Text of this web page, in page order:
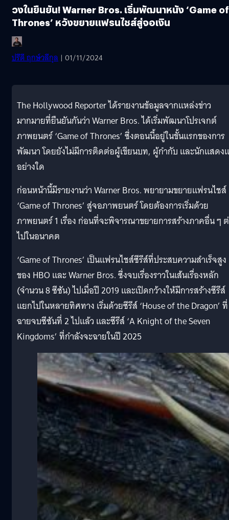
วงในยืนยัน! Warner Bros. เริ่มพัฒนาหนัง ‘Game of
Thrones’ หวังขยายแฟรนไชส์สู่จอเงิน
ปรีดี ฤกษ์วลีกุล | 01/11/2024
The Hollywood Reporter ได้รายงานข้อมูลจากแหล่งข่าว
มากมายที่ยืนยันกันว่า Warner Bros. ได้เริ่มพัฒนาโปรเจกต์
ภาพยนตร์ ‘Game of Thrones’ ซึ่งตอนนี้อยู่ในขั้นแรกของการ
พัฒนา โดยยังไม่มีการติดต่อผู้เขียนบท, ผู้กำกับ และนักแสดง
อย่างใด
ก่อนหน้านี้มีรายงานว่า Warner Bros. พยายามขยายแฟรนไชส์
‘Game of Thrones’ สู่จอภาพยนตร์ โดยต้องการเริ่มด้วย
ภาพยนตร์ 1 เรื่อง ก่อนที่จะพิจารณาขยายการสร้างภาคอื่น ๆ
ไปในอนาคต
‘Game of Thrones’ เป็นแฟรนไชส์ซีรีส์ที่ประสบความสำเร็จสูง
ของ HBO และ Warner Bros. ซึ่งจบเรื่องราวในเส้นเรื่องหลัก
(จำนวน 8 ซีซัน) ไปเมื่อปี 2019 และเปิดกว้างให้มีการสร้างซีรีส์
แยกไปในหลายทิศทาง เริ่มด้วยซีรีส์ ‘House of the Dragon’ ที่
ฉายจบซีซันที่ 2 ไปแล้ว และซีรีส์ ‘A Knight of the Seven
Kingdoms’ ที่กำลังจะฉายในปี 2025